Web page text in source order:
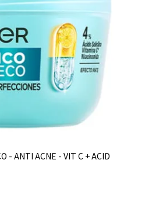
- ANTI ACNE - VIT C + ACID